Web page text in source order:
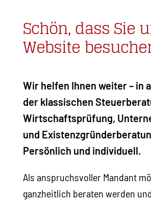
Schön, dass Sie
Website
Wir helfen Ihnen weiter – in
der klassischen
Wirtschaftsprüfung,
und
Persönlich und individuell.
Als anspruchsvoller Mandant
ganzheitlich beraten werden